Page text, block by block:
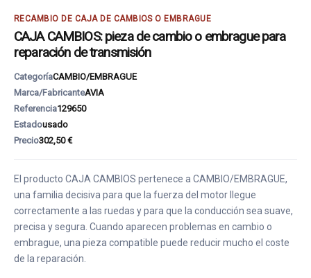
RECAMBIO DE CAJA DE CAMBIOS O EMBRAGUE
CAJA CAMBIOS: pieza de cambio o embrague para
reparación de transmisión
CategoríaCAMBIO/EMBRAGUE
Marca/FabricanteAVIA
Referencia129650
Estadousado
Precio302,50 €
El producto CAJA CAMBIOS pertenece a CAMBIO/EMBRAGUE,
una familia decisiva para que la fuerza del motor llegue
correctamente a las ruedas y para que la conducción sea suave,
precisa y segura. Cuando aparecen problemas en cambio o
embrague, una pieza compatible puede reducir mucho el coste
de la reparación.